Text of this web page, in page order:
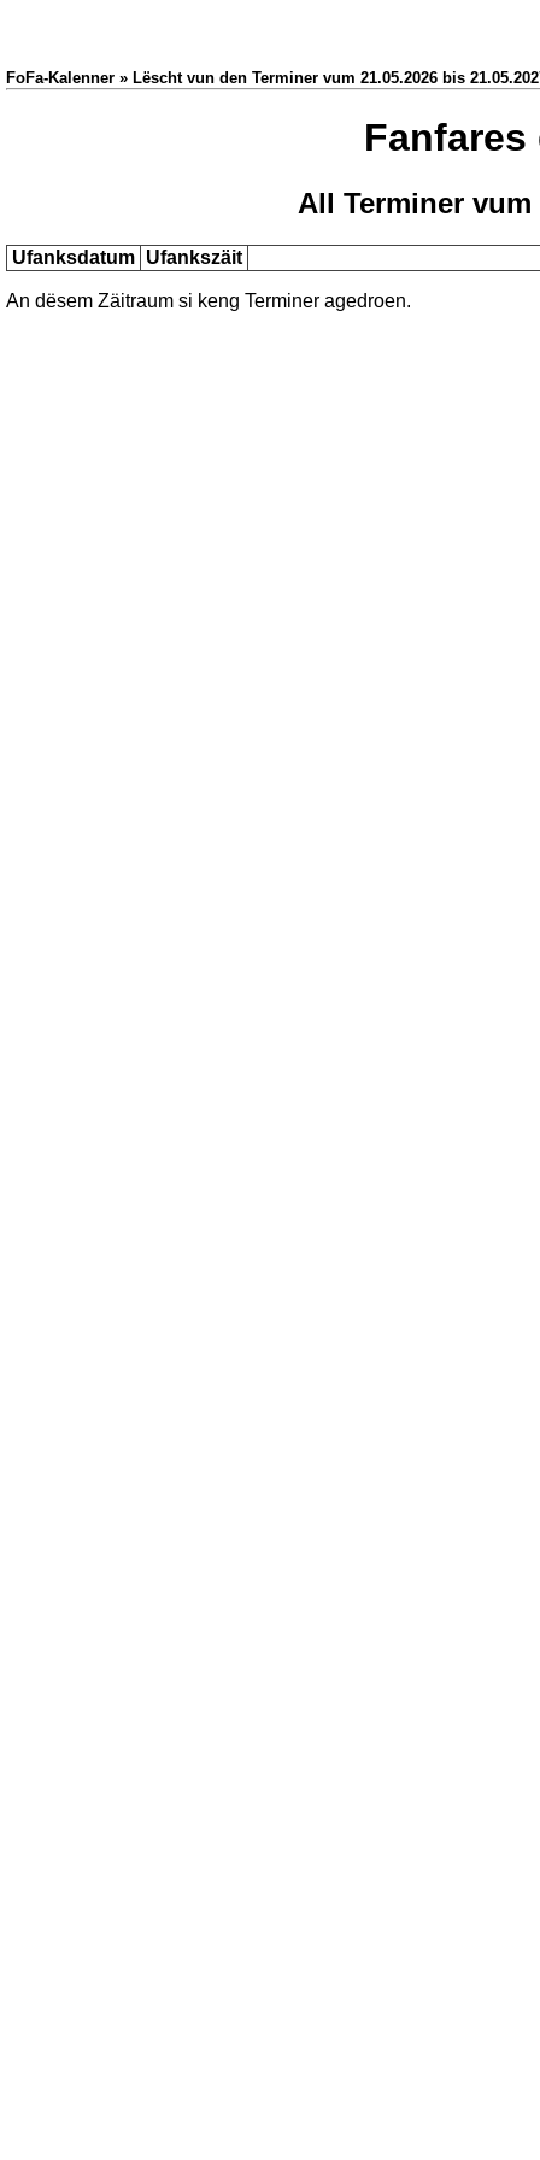
FoFa-Kalenner » Lëscht vun den Terminer vum 21.05.2026 bis
All Terminer vum
Ufanksdatum Ufankszäit
An dësem Zäitraum si keng Terminer agedroen.